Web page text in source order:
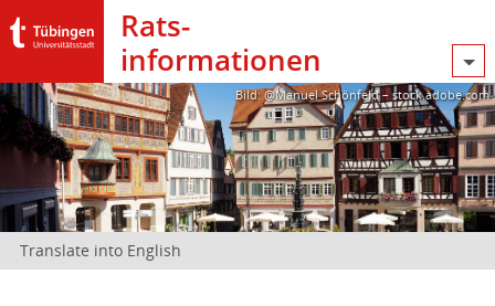
Rats­
informationen
Bild: @Manuel Schönfeld – stock.adobe.com
Translate into English